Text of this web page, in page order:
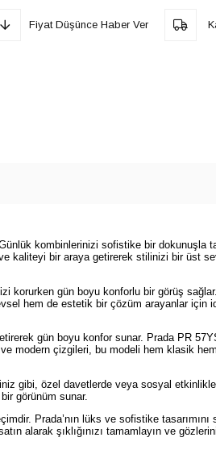
Fiyat Düşünce Haber Ver
kombinlerinizi sofistike bir dokunuşla
kaliteyi bir araya getirerek stilinizi bir üst
korurken gün boyu konforlu bir görüş
hem de estetik bir çözüm arayanlar için
gün boyu konfor sunar. Prada PR
modern çizgileri, bu modeli hem klasik
gibi, özel davetlerde veya sosyal
görünüm sunar.
Prada’nın lüks ve sofistike tasarımını
alarak şıklığınızı tamamlayın ve